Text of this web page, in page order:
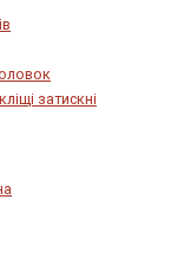
затискні